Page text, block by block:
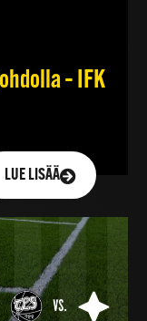
– IFK
LUE LISÄÄ